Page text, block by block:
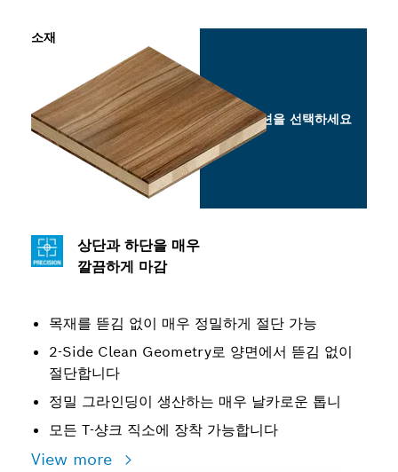
상단과 하단을 매우
깔끔하게 마감
목재를 뜯김 없이 매우 정밀하게 절단 가능
2-Side Clean Geometry로 양면에서 뜯김 없이
절단합니다
정밀 그라인딩이 생산하는 매우 날카로운 톱니
모든 T-샹크 직소에 장착 가능합니다
View more
소재
옵션을 선택하세요